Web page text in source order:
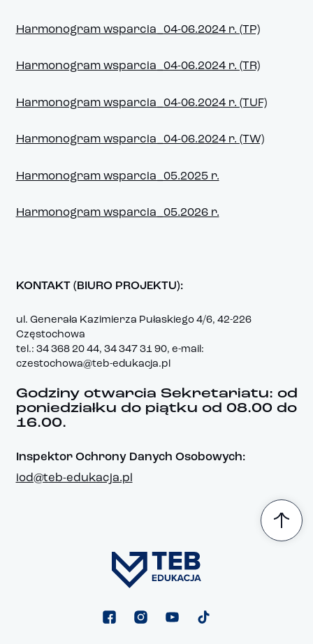
Harmonogram wsparcia_04-06.2024 r. (TP)
Harmonogram wsparcia_04-06.2024 r. (TR)
Harmonogram wsparcia_04-06.2024 r. (TUF)
Harmonogram wsparcia_04-06.2024 r. (TW)
Harmonogram wsparcia_05.2025 r.
Harmonogram wsparcia_05.2026 r.
KONTAKT (BIURO PROJEKTU):
ul. Generała Kazimierza Pułaskiego 4/6, 42-226
Częstochowa
tel.: 34 368 20 44, 34 347 31 90, e-mail:
czestochowa@teb-edukacja.pl
Godziny otwarcia Sekretariatu: od
poniedziałku do piątku od 08.00 do
16.00.
Inspektor Ochrony Danych Osobowych:
iod@teb-edukacja.pl